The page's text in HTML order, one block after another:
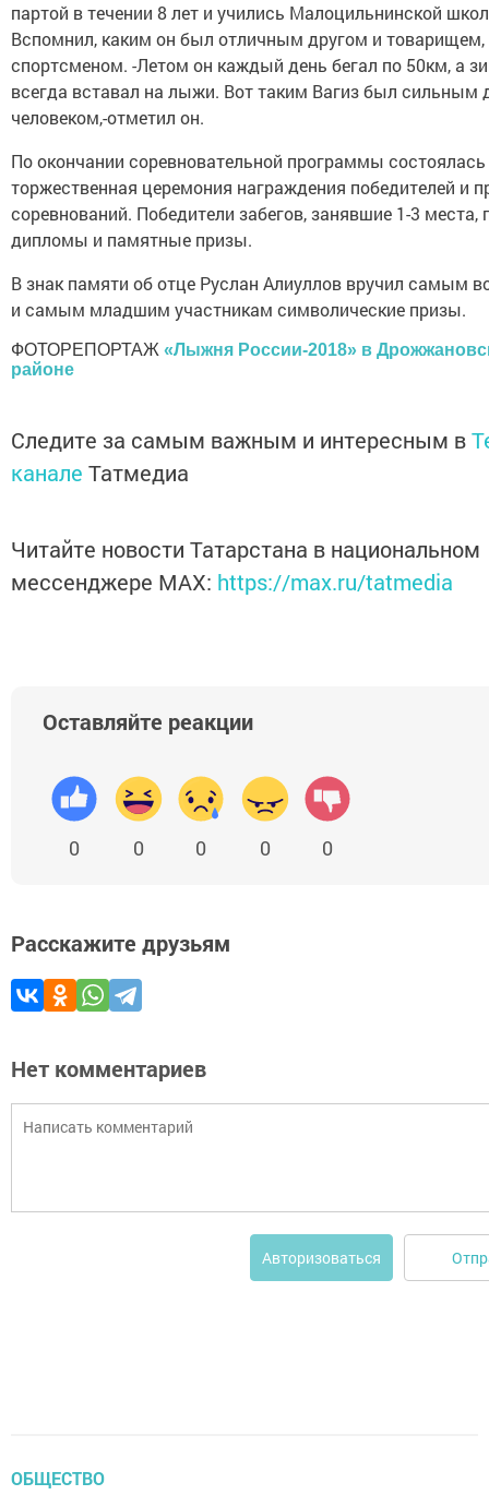
партой в течении 8 лет и учились Малоцильнинской
Вспомнил, каким он был отличным другом и товарищем,
спортсменом. -Летом он каждый день бегал по 50км, а
всегда вставал на лыжи. Вот таким Вагиз был сильным
человеком,-отметил он.
По окончании соревновательной программы состоялась
торжественная церемония награждения победителей и
соревнований. Победители забегов, занявшие 1-3 места,
дипломы и памятные призы.
В знак памяти об отце Руслан Алиуллов вручил самым
и самым младшим участникам символические призы.
ФОТОРЕПОРТАЖ «Лыжня России-2018» в
районе
Следите за самым важным и интересным в
канале Татмедиа
Читайте новости Татарстана в национальном
мессенджере MАХ: https://max.ru/tatmedia
Оставляйте реакции
0 0 0 0 0
Расскажите друзьям
Нет комментариев
Авторизоваться
ОБЩЕСТВО